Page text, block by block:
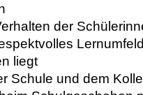
der
liegt
Schule und dem